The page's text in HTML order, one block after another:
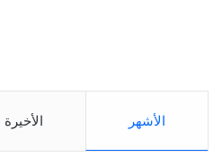
الأشهر الأخيرة